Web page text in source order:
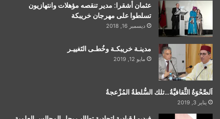
عثمان أشقرا: مدير تنقصه مؤهلات وانتهازيون
تسلطوا على مهرجان خريبكة
ديسمبر 16, 2018
مدينـة خريبكـة وخُطـى التَغييـر
مايو 12, 2019
اَلصَّحْوَةُ الثَّقافيَّةُ…تلك السُّلطةُ المُزْعجةُ
يناير 3, 2019